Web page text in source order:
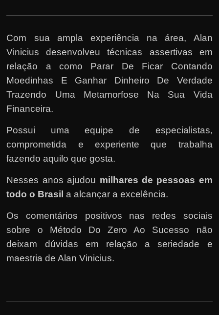
Com sua ampla experiência na área, Alan
Vinicius desenvolveu técnicas assertivas em
relação a como Parar De Ficar Contando
Moedinhas E Ganhar Dinheiro De Verdade
Trazendo Uma Metamorfose Na Sua Vida
Financeira.
Possui uma equipe de especialistas,
comprometida e experiente que trabalha
fazendo aquilo que gosta.
Nesses anos ajudou milhares de pessoas em
todo o Brasil a alcançar a excelência.
Os comentários positivos nas redes sociais
sobre o Método Do Zero Ao Sucesso não
deixam dúvidas em relação a seriedade e
maestria de Alan Vinicius.